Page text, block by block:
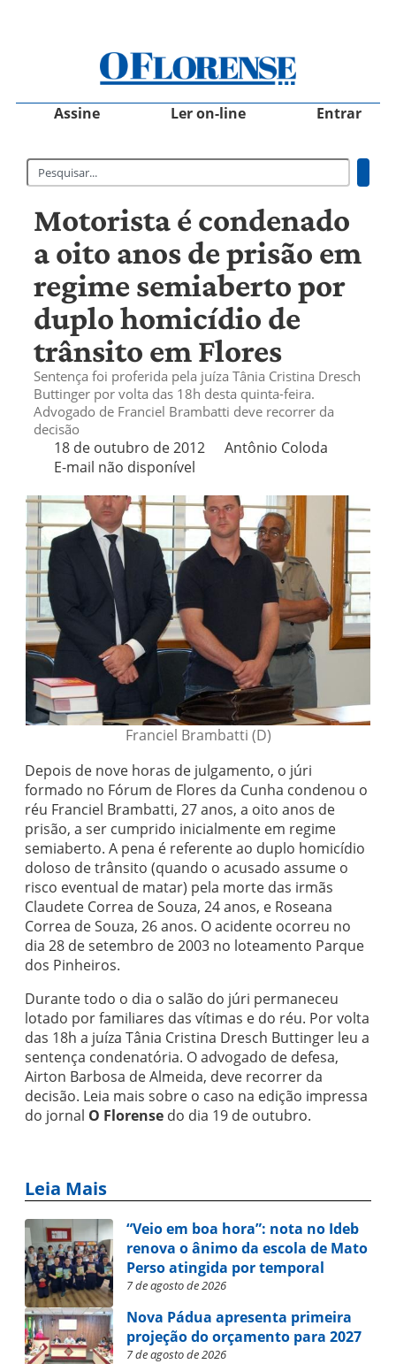
Assine Ler on-line Entrar
Motorista é condenado
a oito anos de prisão em
regime semiaberto por
duplo homicídio de
trânsito em Flores
Sentença foi proferida pela juíza Tânia Cristina Dresch
Buttinger por volta das 18h desta quinta-feira.
Advogado de Franciel Brambatti deve recorrer da
decisão
18 de outubro de 2012
Antônio Coloda
E-mail não disponível
Franciel Brambatti (D)
Depois de nove horas de julgamento, o júri
formado no Fórum de Flores da Cunha condenou o
réu Franciel Brambatti, 27 anos, a oito anos de
prisão, a ser cumprido inicialmente em regime
semiaberto. A pena é referente ao duplo homicídio
doloso de trânsito (quando o acusado assume o
risco eventual de matar) pela morte das irmãs
Claudete Correa de Souza, 24 anos, e Roseana
Correa de Souza, 26 anos. O acidente ocorreu no
dia 28 de setembro de 2003 no loteamento Parque
dos Pinheiros.
Durante todo o dia o salão do júri permaneceu
lotado por familiares das vítimas e do réu. Por volta
das 18h a juíza Tânia Cristina Dresch Buttinger leu a
sentença condenatória. O advogado de defesa,
Airton Barbosa de Almeida, deve recorrer da
decisão. Leia mais sobre o caso na edição impressa
do jornal O Florense do dia 19 de outubro.
Leia Mais
“Veio em boa hora”: nota no Ideb
renova o ânimo da escola de Mato
Perso atingida por temporal
7 de agosto de 2026
Nova Pádua apresenta primeira
projeção do orçamento para 2027
7 de agosto de 2026